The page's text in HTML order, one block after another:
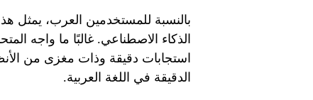
بالنسبة للمستخدمين العرب، يمثل
الذكاء الاصطناعي. غالبًا ما واجه
استجابات دقيقة وذات مغزى من
الدقيقة في اللغة العربية.